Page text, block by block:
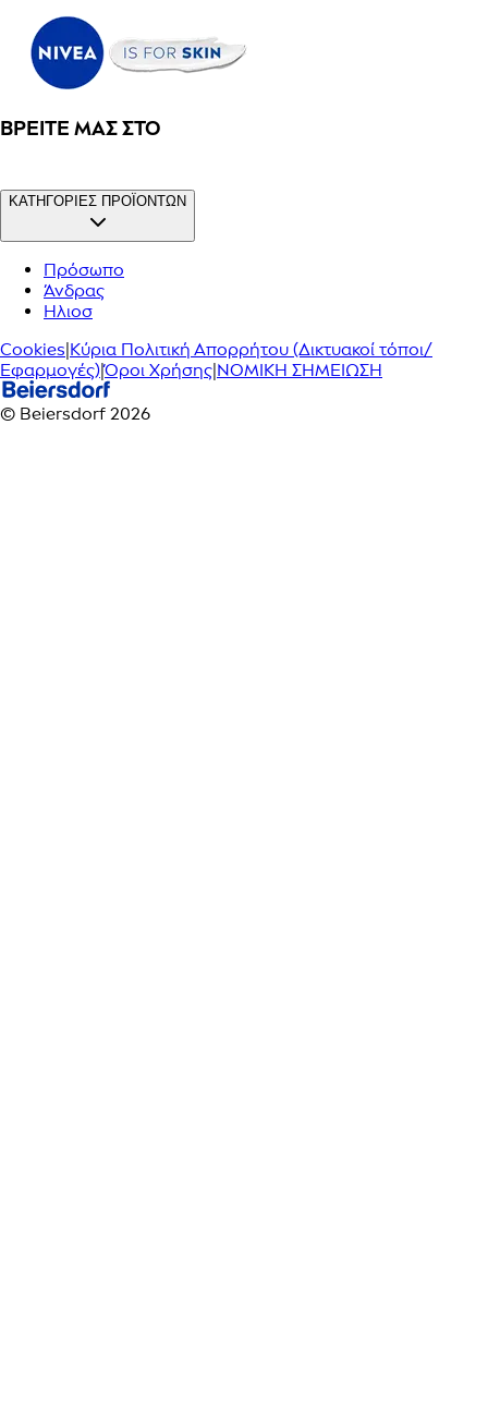
ΒΡΕΊΤΕ ΜΑΣ ΣΤΟ
ΚΑΤΗΓΟΡΙΕΣ ΠΡΟΪΟΝΤΩΝ
Πρόσωπο
Άνδρας
Ηλιοσ
Cookies|Κύρια Πολιτική Απορρήτου (Δικτυακοί τόποι/
Εφαρμογές)|Όροι Χρήσης|ΝΟΜΙΚΗ ΣΗΜΕΙΩΣΗ
© Beiersdorf 2026